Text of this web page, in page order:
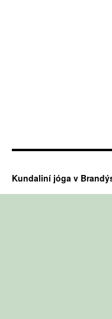
Kundaliní jóga v